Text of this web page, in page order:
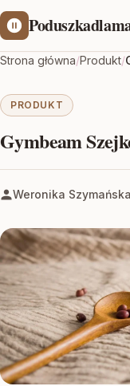
Strona główna/Produkt/
PRODUKT
Gymbeam
Weronika Szymańska